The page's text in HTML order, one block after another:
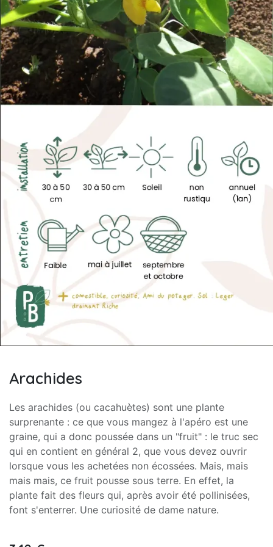
Arachides
Les arachides (ou cacahuètes) sont une plante
surprenante : ce que vous mangez à l'apéro est une
graine, qui a donc poussée dans un "fruit" : le truc sec
qui en contient en général 2, que vous devez ouvrir
lorsque vous les achetées non écossées. Mais, mais
mais mais, ce fruit pousse sous terre. En effet, la
plante fait des fleurs qui, après avoir été pollinisées,
font s'enterrer. Une curiosité de dame nature.